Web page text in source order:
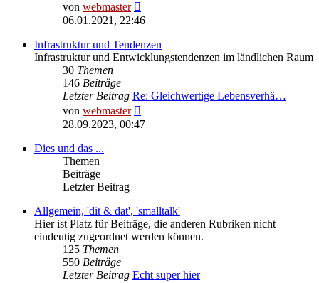
von webmaster
Beitrag
06.01.2021, 22:46
Infrastruktur und Tendenzen
Infrastruktur und Entwicklungstendenzen im ländlichen Raum
30 Themen
146 Beiträge
Letzter Beitrag Re: Gleichwertige Lebensverhä…
von webmaster
Beitrag
28.09.2023, 00:47
Dies und das ...
Themen
Beiträge
Letzter Beitrag
Allgemein, 'dit & dat', 'smalltalk'
Hier ist Platz für Beiträge, die anderen Rubriken nicht
eindeutig zugeordnet werden können.
125 Themen
550 Beiträge
Letzter Beitrag Echt super hier